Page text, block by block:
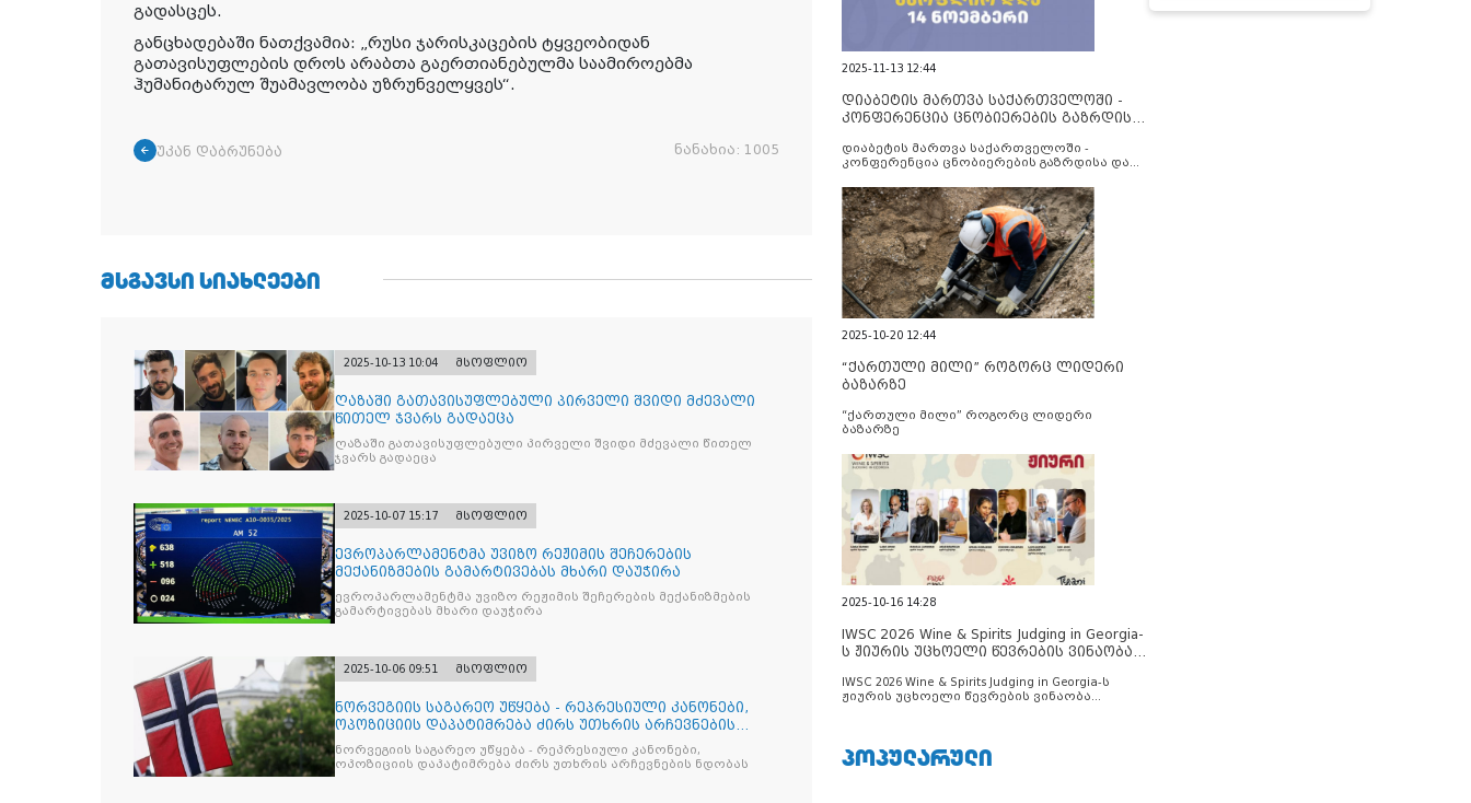
გადასცეს.
განცხადებაში ნათქვამია: „რუსი ჯარისკაცების ტყვეობიდან
გათავისუფლების დროს არაბთა გაერთიანებულმა საამიროებმა
ჰუმანიტარულ შუამავლობა უზრუნველყვეს“.
უკან დაბრუნება ნანახია: 1005
ᲛᲡᲒᲐᲕᲡᲘ ᲡᲘᲐᲮᲚᲔᲔᲑᲘ
2025-10-13 10:04 მსოფლიო
ღაზაში გათავისუფლებული პირველი შვიდი მძევალი
წითელ ჯვარს გადაეცა
ღაზაში გათავისუფლებული პირველი შვიდი მძევალი წითელ
ჯვარს გადაეცა
2025-10-07 15:17 მსოფლიო
ევროპარლამენტმა უვიზო რეჟიმის შეჩერების
მექანიზმების გამარტივებას მხარი დაუჭირა
ევროპარლამენტმა უვიზო რეჟიმის შეჩერების მექანიზმების
გამარტივებას მხარი დაუჭირა
2025-10-06 09:51 მსოფლიო
ნორვეგიის საგარეო უწყება - რეპრესიული კანონები,
ოპოზიციის დაპატიმრება ძირს უთხრის არჩევნების
ნდობას
ნორვეგიის საგარეო უწყება - რეპრესიული კანონები,
ოპოზიციის დაპატიმრება ძირს უთხრის არჩევნების ნდობას
2025-11-13 12:44
დიაბეტის მართვა საქართველოში -
კონფერენცია ცნობიერების გაზრდისა
დიაბეტის მართვა საქართველოში -
კონფერენცია ცნობიერების გაზრდისა და
2025-10-20 12:44
“ქართული მილი” როგორც ლიდერი
ბაზარზე
“ქართული მილი” როგორც ლიდერი
ბაზარზე
2025-10-16 14:28
IWSC 2026 Wine & Spirits Judging in Georgia-
ს ჟიურის უცხოელი წევრების ვინაობა
IWSC 2026 Wine & Spirits Judging in Georgia-ს
ჟიურის უცხოელი წევრების ვინაობა
ᲞᲝᲞᲣᲚᲐᲠᲣᲚᲘ